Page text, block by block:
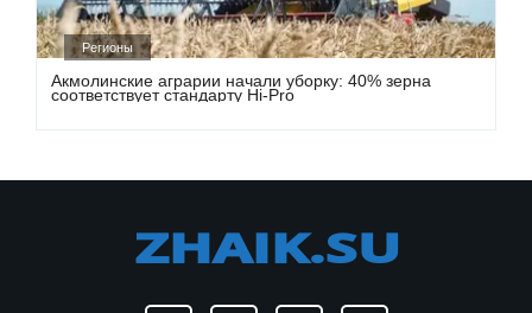
Регионы
Акмолинские аграрии начали уборку: 40% зерна
соответствует стандарту Hi-Pro